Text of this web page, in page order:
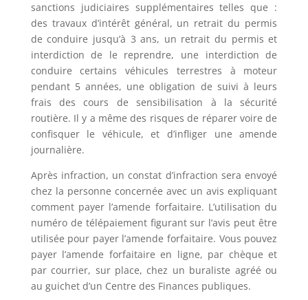
sanctions judiciaires supplémentaires telles que :
des travaux d’intérêt général, un retrait du permis
de conduire jusqu’à 3 ans, un retrait du permis et
interdiction de le reprendre, une interdiction de
conduire certains véhicules terrestres à moteur
pendant 5 années, une obligation de suivi à leurs
frais des cours de sensibilisation à la sécurité
routière. Il y a même des risques de réparer voire de
confisquer le véhicule, et d’infliger une amende
journalière.
Après infraction, un constat d’infraction sera envoyé
chez la personne concernée avec un avis expliquant
comment payer l’amende forfaitaire. L’utilisation du
numéro de télépaiement figurant sur l’avis peut être
utilisée pour payer l’amende forfaitaire. Vous pouvez
payer l’amende forfaitaire en ligne, par chèque et
par courrier, sur place, chez un buraliste agréé ou
au guichet d’un Centre des Finances publiques.